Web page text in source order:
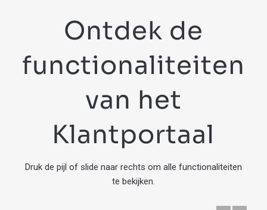
Ontdek de
functionaliteiten
van het
Klantportaal
Druk de pijl of slide naar rechts om alle functionaliteiten
te bekijken.